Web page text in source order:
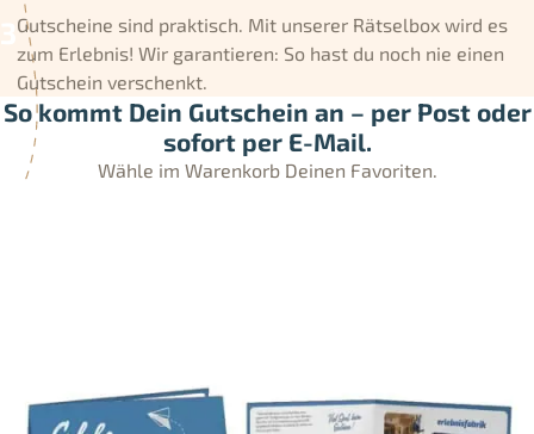
Gutscheine sind praktisch. Mit unserer Rätselbox wird es
zum Erlebnis! Wir garantieren: So hast du noch nie einen
Gutschein verschenkt.
So kommt Dein Gutschein an – per Post oder
sofort per E-Mail.
Wähle im Warenkorb Deinen Favoriten.